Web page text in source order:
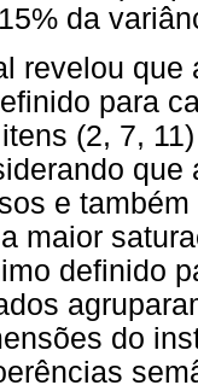
da
revelou
para
(2, 7,
e
maior
definido
do